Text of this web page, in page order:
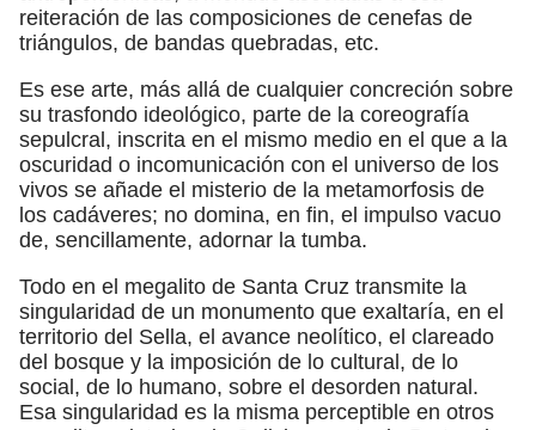
reiteración de las composiciones de cenefas de
triángulos, de bandas quebradas, etc.
Es ese arte, más allá de cualquier concreción sobre
su trasfondo ideológico, parte de la coreografía
sepulcral, inscrita en el mismo medio en el que a la
oscuridad o incomunicación con el universo de los
vivos se añade el misterio de la metamorfosis de
los cadáveres; no domina, en fin, el impulso vacuo
de, sencillamente, adornar la tumba.
Todo en el megalito de Santa Cruz transmite la
singularidad de un monumento que exaltaría, en el
territorio del Sella, el avance neolítico, el clareado
del bosque y la imposición de lo cultural, de lo
social, de lo humano, sobre el desorden natural.
Esa singularidad es la misma perceptible en otros